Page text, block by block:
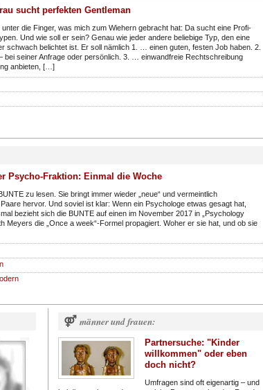
sucht perfekten Gentleman
die Finger, was mich zum Wiehern gebracht hat: Da sucht eine Profi-
Und wie soll er sein? Genau wie jeder andere beliebige Typ, den eine
schwach belichtet ist. Er soll nämlich 1. … einen guten, festen Job haben. 2.
bei seiner Anfrage oder persönlich. 3. … einwandfreie Rechtschreibung
anbieten, […]
Psycho-Fraktion: Einmal die Woche
zu lesen. Sie bringt immer wieder „neue“ und vermeintlich
Paare hervor. Und soviel ist klar: Wenn ein Psychologe etwas gesagt hat,
bezieht sich die BUNTE auf einen im November 2017 in „Psychology
Meyers die „Once a week“-Formel propagiert. Woher er sie hat, und ob sie
⚤ männer und frauen:
Partnersuche: "Kinder
willkommen" oder eben
doch nicht?
Umfragen sind oft eigenartig – und